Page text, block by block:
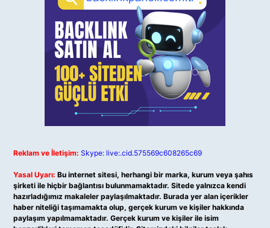
Reklam ve İletişim: Skype: live:.cid.575569c608265c69
Yasal Uyarı: Bu internet sitesi, herhangi bir marka, kurum veya şahıs
şirketi ile hiçbir bağlantısı bulunmamaktadır. Sitede yalnızca kendi
hazırladığımız makaleler paylaşılmaktadır. Burada yer alan içerikler
haber niteliği taşımamakta olup, gerçek kurum ve kişiler hakkında
paylaşım yapılmamaktadır. Gerçek kurum ve kişiler ile isim